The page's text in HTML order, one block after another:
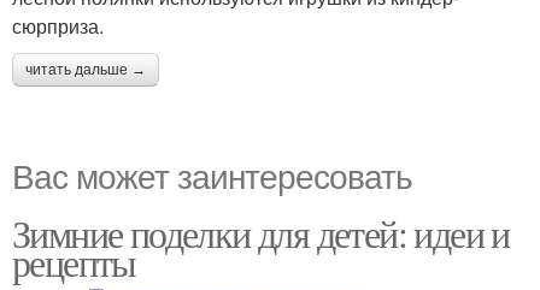
сюрприза.
читать дальше →
Вас может заинтересовать
Зимние поделки для детей: идеи и
рецепты